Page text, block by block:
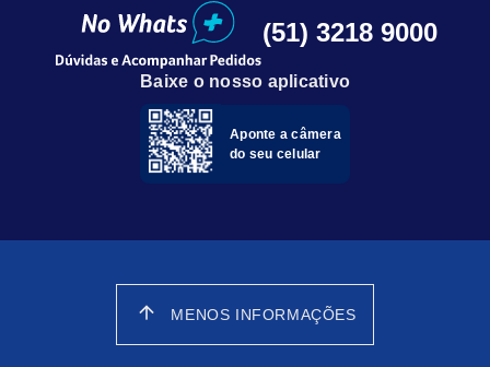
(51) 3218 9000
Baixe o nosso aplicativo
Aponte a câmera
do seu celular
arrow_upward MENOS INFORMAÇÕES